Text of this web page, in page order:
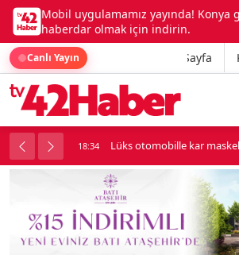
Mobil uygulamamız yayında! Konya
haberdar olmak için indirin.
Canlı Yayın Ana Sayfa
kavga çıktı 18:34 Lüks otomobille kar